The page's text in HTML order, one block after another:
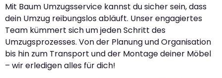
Mit Baum Umzugsservice kannst du sicher sein, dass
dein Umzug reibungslos abläuft. Unser engagiertes
Team kümmert sich um jeden Schritt des
Umzugsprozesses. Von der Planung und Organisation
bis hin zum Transport und der Montage deiner Möbel
– wir erledigen alles für dich!